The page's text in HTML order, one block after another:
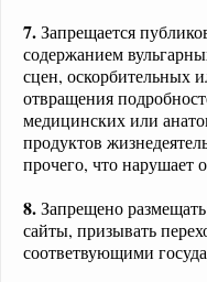
7.Запрещается
содержанием
сцен, оскорбительных
отвращения
медицинских или
продуктов
прочего, что нарушает
8.Запрещено
сайты, призывать
соответвующими